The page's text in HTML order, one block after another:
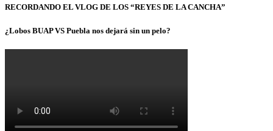
RECORDANDO EL VLOG DE LOS “REYES DE LA CANCHA”
¿Lobos BUAP VS Puebla nos dejará sin un pelo?